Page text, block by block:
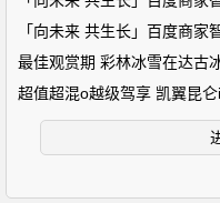
「向未来 共生长」百度商
最佳观赏期 彩林冰雪在达古
超值超混o越级驾享 凯翼昆